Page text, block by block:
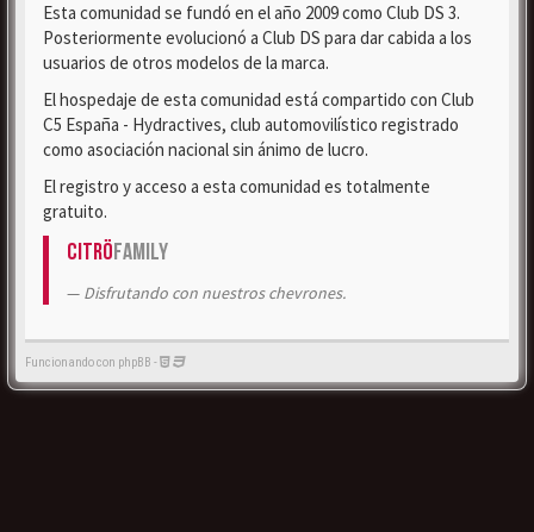
Esta comunidad se fundó en el año 2009 como Club DS 3.
Posteriormente evolucionó a Club DS para dar cabida a los
usuarios de otros modelos de la marca.
El hospedaje de esta comunidad está compartido con Club
C5 España - Hydractives, club automovilístico registrado
como asociación nacional sin ánimo de lucro.
El registro y acceso a esta comunidad es totalmente
gratuito.
CitröFamily
Disfrutando con nuestros chevrones.
Funcionando con phpBB -